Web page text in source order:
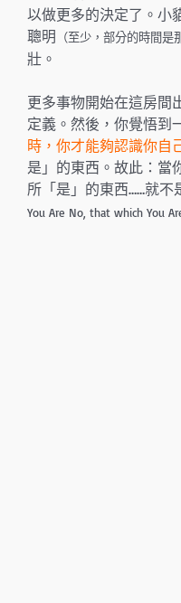
以做更多的決定了。小
聰明 （至少，部分的時間是
壯。
更多事物開始在這房間
定義。然後，你覺悟到
時，你才能夠認識你自
是」的東西。故此：當
所「是」的東西……就不
You Are No, that which You